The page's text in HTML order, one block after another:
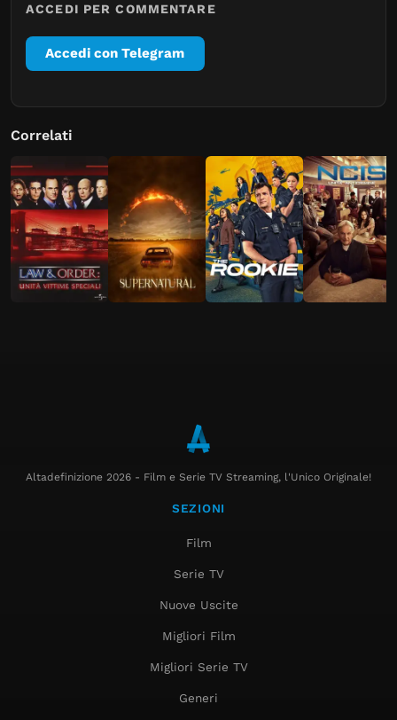
ACCEDI PER COMMENTARE
Accedi con Telegram
Correlati
Altadefinizione 2026 - Film e Serie TV Streaming, l'Unico Originale!
SEZIONI
Film
Serie TV
Nuove Uscite
Migliori Film
Migliori Serie TV
Generi